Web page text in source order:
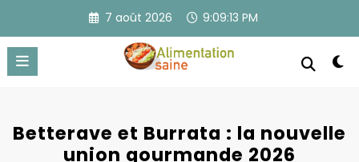
contenu
7 août 2026 9:09:14 PM
Betterave et Burrata : la nouvelle
union gourmande 2026